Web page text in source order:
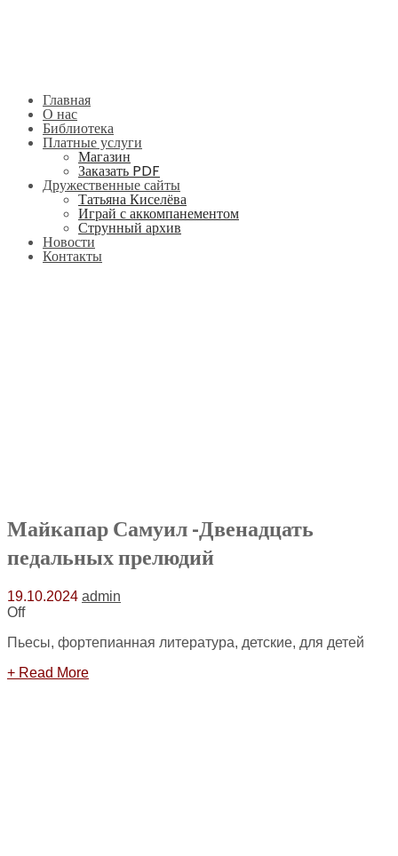
Главная
О нас
Библиотека
Платные услуги
Магазин
Заказать PDF
Дружественные сайты
Татьяна Киселёва
Играй с аккомпанементом
Струнный архив
Новости
Контакты
Майкапар Самуил -Двенадцать
педальных прелюдий
19.10.2024 admin
Off
Пьесы, фортепианная литература, детские, для детей
+ Read More